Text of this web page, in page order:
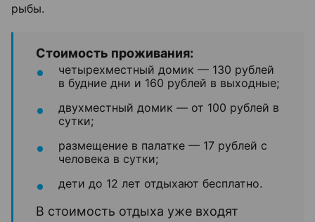
рыбы.
Стоимость проживания:
четырехместный домик — 130 рублей
в будние дни и 160 рублей в выходные;
двухместный домик — от 100 рублей в
сутки;
размещение в палатке — 17 рублей с
человека в сутки;
дети до 12 лет отдыхают бесплатно.
В стоимость отдыха уже входят